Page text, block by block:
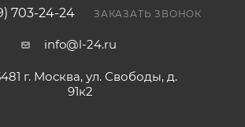
703-24-24 ЗАКАЗАТЬ ЗВОНОК
info@l-24.ru
г. Москва, ул. Свободы, д.
91к2